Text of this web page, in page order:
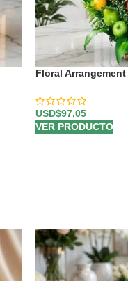
Floral
USD$97,05
VER PRODUCTO